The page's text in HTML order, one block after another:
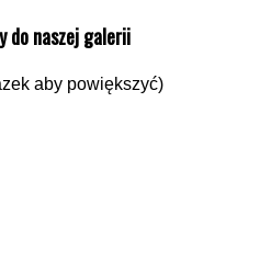
do naszej galerii
aby powiększyć)